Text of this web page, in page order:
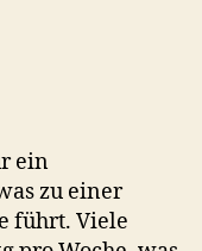
ein
zu einer
führt. Viele